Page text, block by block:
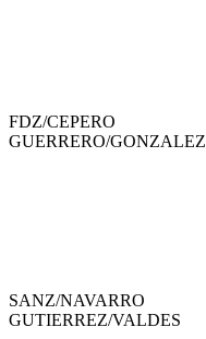
FDZ/CEPERO
GUERRERO/GONZALEZ
SANZ/NAVARRO
GUTIERREZ/VALDES